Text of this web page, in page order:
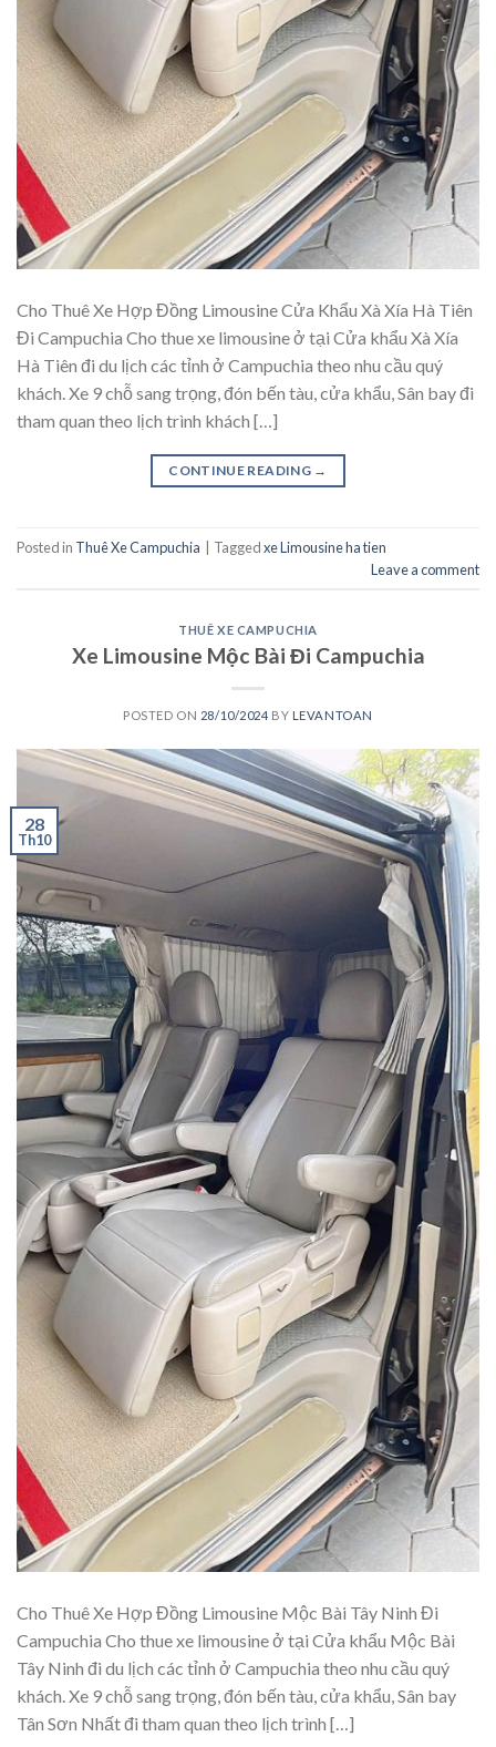
Cho Thuê Xe Hợp Đồng Limousine Cửa Khẩu Xà Xía Hà Tiên
Đi Campuchia Cho thue xe limousine ở tại Cửa khẩu Xà Xía
Hà Tiên đi du lịch các tỉnh ở Campuchia theo nhu cầu quý
khách. Xe 9 chỗ sang trọng, đón bến tàu, cửa khẩu, Sân bay đi
tham quan theo lịch trình khách […]
CONTINUE READING →
Posted in Thuê Xe Campuchia Taggedxe Limousine ha tien
Leave a comment
THUÊ XE CAMPUCHIA
Xe Limousine Mộc Bài Đi Campuchia
POSTED ON 28/10/2024 BY LEVANTOAN
28
Th10
Cho Thuê Xe Hợp Đồng Limousine Mộc Bài Tây Ninh Đi
Campuchia Cho thue xe limousine ở tại Cửa khẩu Mộc Bài
Tây Ninh đi du lịch các tỉnh ở Campuchia theo nhu cầu quý
khách. Xe 9 chỗ sang trọng, đón bến tàu, cửa khẩu, Sân bay
Tân Sơn Nhất đi tham quan theo lịch trình […]